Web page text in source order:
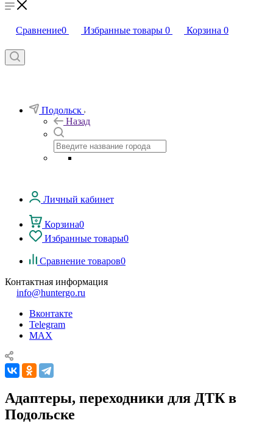
Сравнение0 Избранные товары 0 Корзина 0
Подольск
Назад
Личный кабинет
Корзина0
Избранные товары0
Сравнение товаров0
Контактная информация
info@huntergo.ru
Вконтакте
Telegram
MAX
Адаптеры, переходники для ДТК в
Подольске